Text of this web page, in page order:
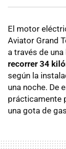
El motor
Aviator Grand
a través de
recorrer 34
según la
una noche. De
prácticamente
una gota de